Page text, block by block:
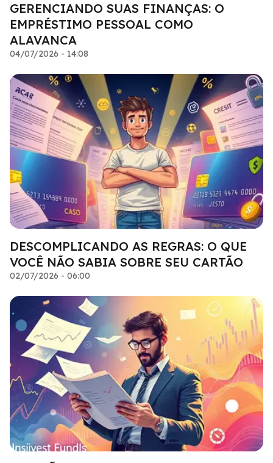
GERENCIANDO SUAS FINANÇAS: O
EMPRÉSTIMO PESSOAL COMO
ALAVANCA
04/07/2026 - 14:08
DESCOMPLICANDO AS REGRAS: O QUE
VOCÊ NÃO SABIA SOBRE SEU CARTÃO
02/07/2026 - 06:00